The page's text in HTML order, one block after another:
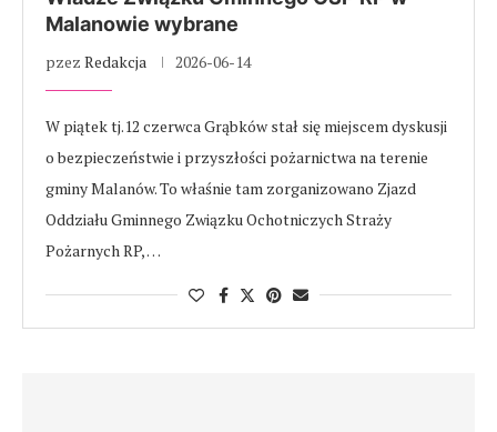
Malanowie wybrane
pzez Redakcja 2026-06-14
W piątek tj.12 czerwca Grąbków stał się miejscem dyskusji
o bezpieczeństwie i przyszłości pożarnictwa na terenie
gminy Malanów. To właśnie tam zorganizowano Zjazd
Oddziału Gminnego Związku Ochotniczych Straży
Pożarnych RP, …